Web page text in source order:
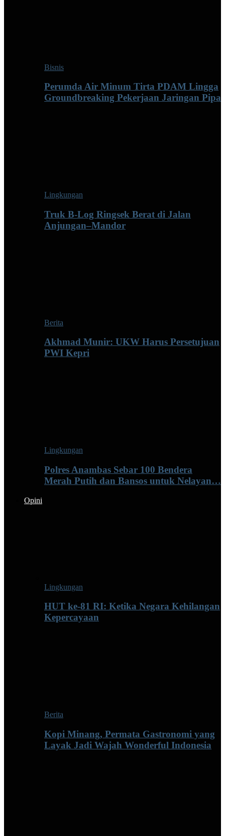
Bisnis
Perumda Air Minum Tirta PDAM Lingga
Groundbreaking Pekerjaan Jaringan Pipa
Lingkungan
Truk B-Log Ringsek Berat di Jalan
Anjungan–Mandor
Berita
Akhmad Munir: UKW Harus Persetujuan
PWI Kepri
Lingkungan
Polres Anambas Sebar 100 Bendera
Merah Putih dan Bansos untuk Nelayan…
Opini
Lingkungan
HUT ke-81 RI: Ketika Negara Kehilangan
Kepercayaan
Berita
Kopi Minang, Permata Gastronomi yang
Layak Jadi Wajah Wonderful Indonesia